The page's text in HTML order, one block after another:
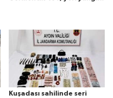
Kuşadası sahilinde seri